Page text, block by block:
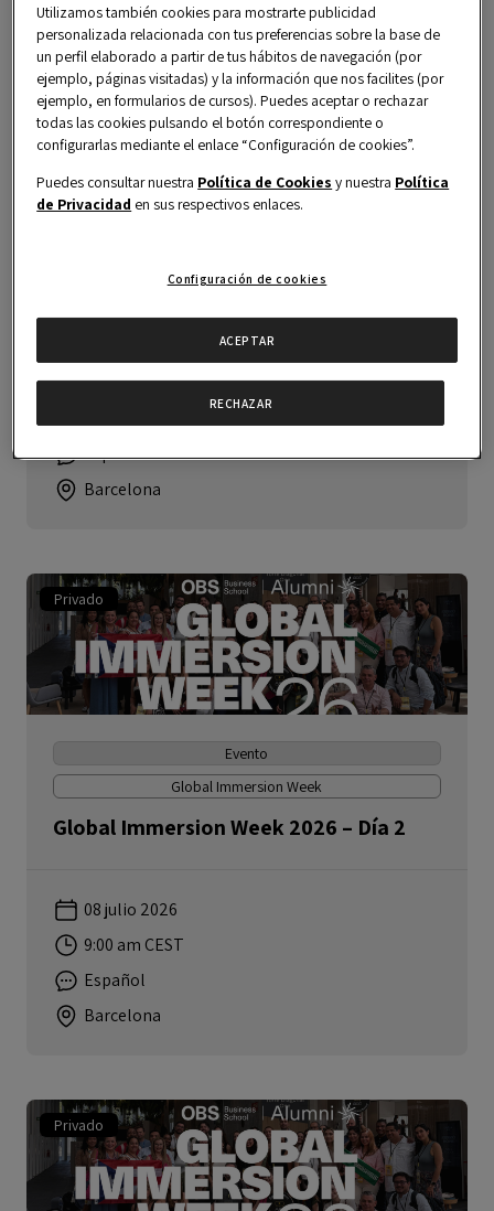
Privado
09 julio 2026
Español
Barcelona
Privado
Evento
Global Immersion Week
Global Immersion Week 2026 – Día 2
08 julio 2026
9:00 am CEST
Español
Barcelona
Privado
Utilizamos también cookies para mostrarte publicidad
personalizada relacionada con tus preferencias sobre la base de
un perfil elaborado a partir de tus hábitos de navegación (por
ejemplo, páginas visitadas) y la información que nos facilites (por
ejemplo, en formularios de cursos). Puedes aceptar o rechazar
todas las cookies pulsando el botón correspondiente o
configurarlas mediante el enlace “Configuración de cookies”.
Puedes consultar nuestra Política de Cookies y nuestra Política
de Privacidad en sus respectivos enlaces.
Configuración de cookies
RECHAZAR
ACEPTAR